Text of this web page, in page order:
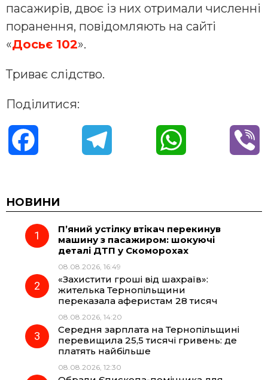
пасажирів, двоє із них отримали численні
поранення, повідомляють на сайті
«Досьє 102».
Триває слідство.
Поділитися:
c
e
o
k
e
g
r
a
m
t
НОВИНИ
П’яний устілку втікач перекинув
машину з пасажиром: шокуючі
деталі ДТП у Скоморохах
08.08.2026, 16:49
«Захистити гроші від шахраїв»:
жителька Тернопільщини
переказала аферистам 28 тисяч
08.08.2026, 14:20
Середня зарплата на Тернопільщині
перевищила 25,5 тисячі гривень: де
платять найбільше
08.08.2026, 12:30